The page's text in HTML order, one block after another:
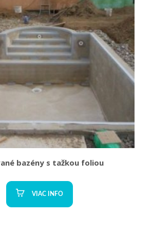
bazény s tažkou foliou
VIAC INFO